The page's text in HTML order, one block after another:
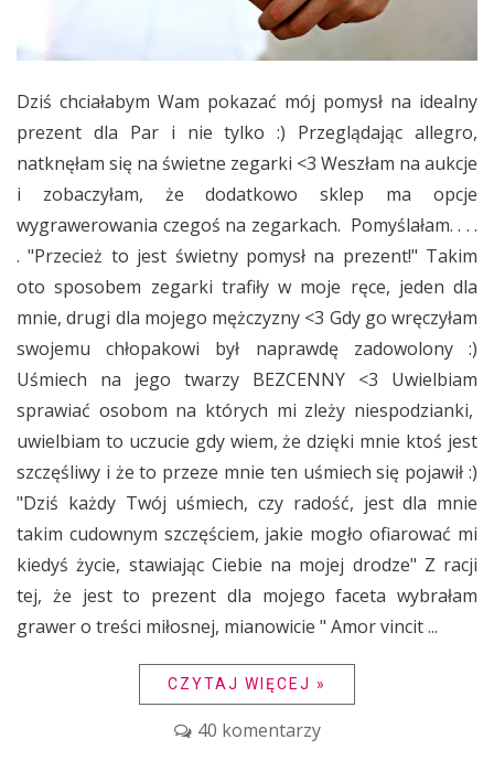
Dziś chciałabym Wam pokazać mój pomysł na idealny
prezent dla Par i nie tylko :) Przeglądając allegro,
natknęłam się na świetne zegarki <3 Weszłam na aukcje
i zobaczyłam, że dodatkowo sklep ma opcje
wygrawerowania czegoś na zegarkach. Pomyślałam. . . .
. "Przecież to jest świetny pomysł na prezent!" Takim
oto sposobem zegarki trafiły w moje ręce, jeden dla
mnie, drugi dla mojego mężczyzny <3 Gdy go wręczyłam
swojemu chłopakowi był naprawdę zadowolony :)
Uśmiech na jego twarzy BEZCENNY <3 Uwielbiam
sprawiać osobom na których mi zleży niespodzianki,
uwielbiam to uczucie gdy wiem, że dzięki mnie ktoś jest
szczęśliwy i że to przeze mnie ten uśmiech się pojawił :)
"Dziś każdy Twój uśmiech, czy radość, jest dla mnie
takim cudownym szczęściem, jakie mogło ofiarować mi
kiedyś życie, stawiając Ciebie na mojej drodze" Z racji
tej, że jest to prezent dla mojego faceta wybrałam
grawer o treści miłosnej, mianowicie " Amor vincit ...
CZYTAJ WIĘCEJ »
40 komentarzy